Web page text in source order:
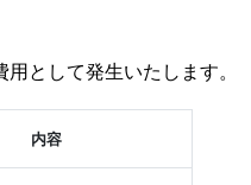
として発生いたします。
内容